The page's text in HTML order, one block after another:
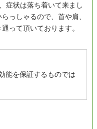
症状は落ち着いて来まし
っしゃるので、首や肩、
って頂いております。
能を保証するものでは